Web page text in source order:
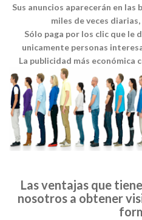
Sus anuncios aparecerán en
miles de veces
Sólo paga por los clic que le
unicamente personas
La publicidad más económica
Las ventajas que
nosotros a obtener